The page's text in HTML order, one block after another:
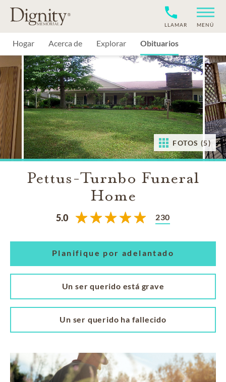
MENÚ
LLAMAR
Hogar Acerca de Explorar Obituarios
FOTOS (5)
Pettus-Turnbo Funeral
Home
5.0 230
Planifique por adelantado
Un ser querido está grave
Un ser querido ha fallecido